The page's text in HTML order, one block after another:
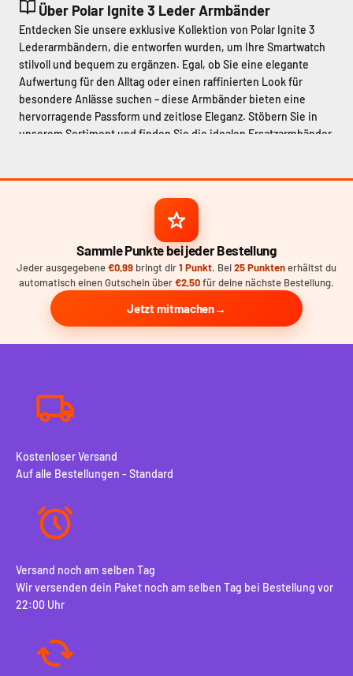
Über Polar Ignite 3 Leder Armbänder
Entdecken Sie unsere exklusive Kollektion von Polar Ignite 3
Lederarmbändern, die entworfen wurden, um Ihre Smartwatch
stilvoll und bequem zu ergänzen. Egal, ob Sie eine elegante
Aufwertung für den Alltag oder einen raffinierten Look für
besondere Anlässe suchen – diese Armbänder bieten eine
hervorragende Passform und zeitlose Eleganz. Stöbern Sie in
unserem Sortiment und finden Sie die idealen Ersatzarmbänder,
echtem Leder gefertigt, sorgfältig ausgewählt, um sowohl
Haltbarkeit als auch ein edles Erscheinungsbild zu
gewährleisten. Leder verleiht nicht nur eine luxuriöse Note,
sondern passt sich im Laufe der Zeit optimal Ihrem Handgelenk
an, wodurch der Tragekomfort steigt. Für alle, die ein modernes,
elegantes Design schätzen, bietet dasPolar Ignite 3
Lederarmband glatt Brauneinen warmen Farbton und eine
glatte Oberfläche. Ebenso ist dasglatte Lederarmband in
Schwarzperfekt für formelle oder vielseitige Looks.
und Designs erhältlich, sodass Sie Ihre Smartwatch mühelos
personalisieren können. Ob klassisches Leder oder moderne
Lederarmbandeine zeitlose Option, die sowohl zu legerer als
auch geschäftlicher Kleidung passt.
Moderne Armbanddesigns, die aktuelle Trends ergänzen
Garderobe
außergewöhnlicher Komfort für den täglichen Gebrauch
Komfort ist entscheidend bei Smartwatch-Armbändern, und die
Hautirritationen und ermöglicht langanhaltenden Tragekomfort.
Die verstellbare Schnalle sorgt für einen festen, aber flexiblen
Sammle Punkte bei jeder Bestellung
Jeder ausgegebene€0,99 bringt dir1 Punkt. Bei25 Punktenerhältst du
automatisch einen Gutschein über€2,50für deine nächste Bestellung.
Jetzt mitmachen
Kostenloser Versand
Auf alle Bestellungen - Standard
Versand noch am selben Tag
Wir versenden dein Paket noch am selben Tag bei Bestellung vor
22:00 Uhr